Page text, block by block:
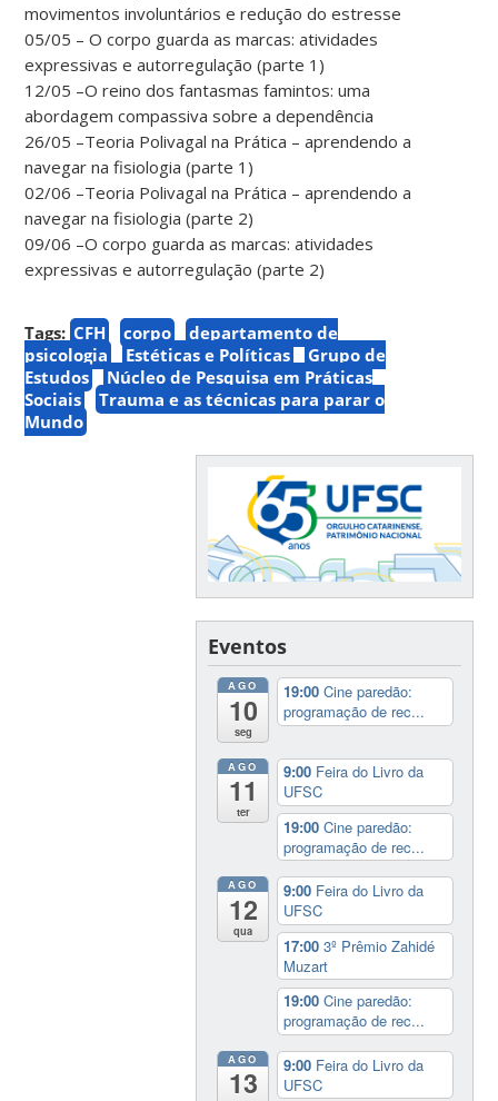
movimentos involuntários e redução do estresse
05/05 – O corpo guarda as marcas: atividades
expressivas e autorregulação (parte 1)
12/05 –O reino dos fantasmas famintos: uma
abordagem compassiva sobre a dependência
26/05 –Teoria Polivagal na Prática – aprendendo a
navegar na fisiologia (parte 1)
02/06 –Teoria Polivagal na Prática – aprendendo a
navegar na fisiologia (parte 2)
09/06 –O corpo guarda as marcas: atividades
expressivas e autorregulação (parte 2)
Tags: CFH corpo
departamento de
psicologia
Estéticas e Políticas
Grupo de
Estudos
Núcleo de Pesquisa em Práticas
Sociais
Trauma e as técnicas para parar o
Mundo
Eventos
AGO
10
seg
19:00Cine paredão:
programação de rec...
AGO
11
ter
9:00 Feira do Livro da
UFSC
19:00Cine paredão:
programação de rec...
AGO
12
qua
9:00 Feira do Livro da
UFSC
17:003º Prêmio Zahidé
Muzart
19:00Cine paredão:
programação de rec...
AGO
13
9:00 Feira do Livro da
UFSC